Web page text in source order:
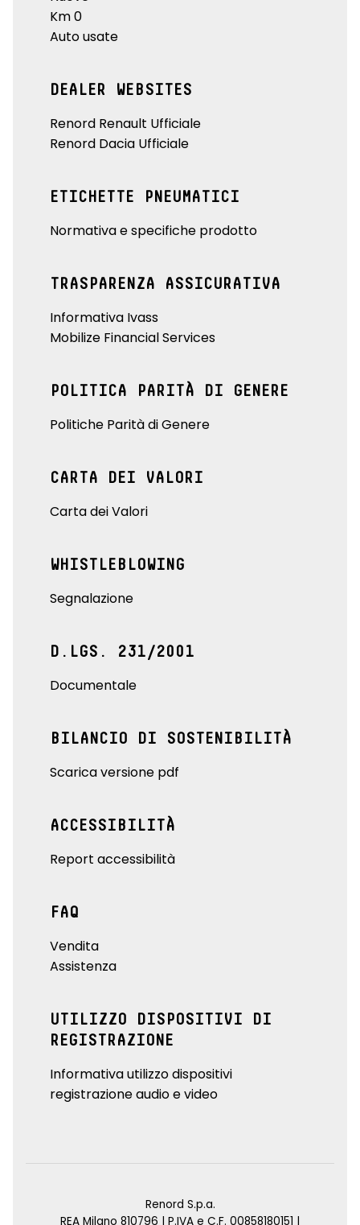
Km 0
Auto usate
DEALER WEBSITES
Renord Renault Ufficiale
Renord Dacia Ufficiale
ETICHETTE PNEUMATICI
Normativa e specifiche prodotto
TRASPARENZA ASSICURATIVA
Informativa Ivass
Mobilize Financial Services
POLITICA PARITÀ DI GENERE
Politiche Parità di Genere
CARTA DEI VALORI
Carta dei Valori
WHISTLEBLOWING
Segnalazione
D.LGS. 231/2001
Documentale
BILANCIO DI SOSTENIBILITÀ
Scarica versione pdf
ACCESSIBILITÀ
Report accessibilità
FAQ
Vendita
Assistenza
UTILIZZO DISPOSITIVI DI
REGISTRAZIONE
Informativa utilizzo dispositivi
registrazione audio e video
Renord S.p.a.
REA Milano 810796 | P.IVA e C.F. 00858180151 |